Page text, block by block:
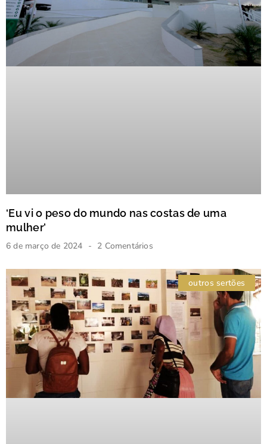
‘Eu vi o peso do mundo nas costas de uma
mulher’
6 de março de 2024 2 Comentários
outros sertões